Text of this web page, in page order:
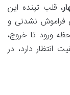
، قلب تپنده این
فراموش نشدنی و
ورود تا خروج،
انتظار دارد، در